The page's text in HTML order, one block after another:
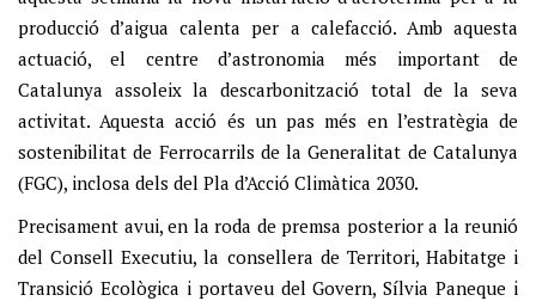
producció d’aigua calenta per a calefacció. Amb aquesta
actuació, el centre d’astronomia més important de
Catalunya assoleix la descarbonització total de la seva
activitat. Aquesta acció és un pas més en l’estratègia de
sostenibilitat de Ferrocarrils de la Generalitat de Catalunya
(FGC), inclosa dels del Pla d’Acció Climàtica 2030.
Precisament avui, en la roda de premsa posterior a la reunió
del Consell Executiu, la consellera de Territori, Habitatge i
Transició Ecològica i portaveu del Govern, Sílvia Paneque i